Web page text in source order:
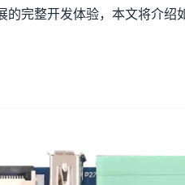
完整开发体验，本文将介